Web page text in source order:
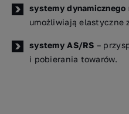
systemy
umożliwiają elastyczne
systemy AS/RS –
i pobierania towarów.